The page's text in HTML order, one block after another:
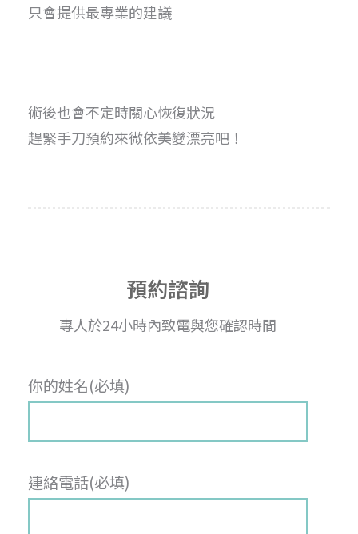
只會提供最專業的建議
術後也會不定時關心恢復狀況
趕緊手刀預約來微依美變漂亮吧！
預約諮詢
專人於24小時內致電與您確認時間
你的姓名(必填)
連絡電話(必填)